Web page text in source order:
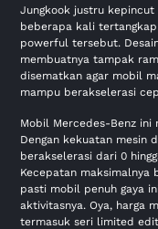
Jungkook justru kepincut
beberapa kali
powerful tersebut.
membuatnya tampak
disematkan agar mobil
mampu berakselerasi
Mobil Mercedes-Benz ini
Dengan kekuatan mesin
berakselerasi dari 0
Kecepatan maksimalnya
pasti mobil penuh gaya
aktivitasnya. Oya, harga
termasuk seri limited